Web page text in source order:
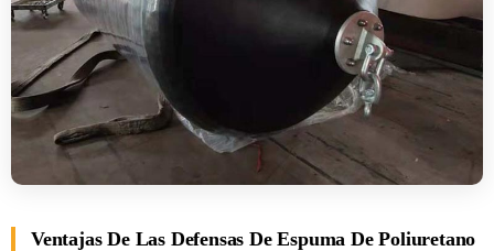
Ventajas De Las Defensas De Espuma De Poliuretano